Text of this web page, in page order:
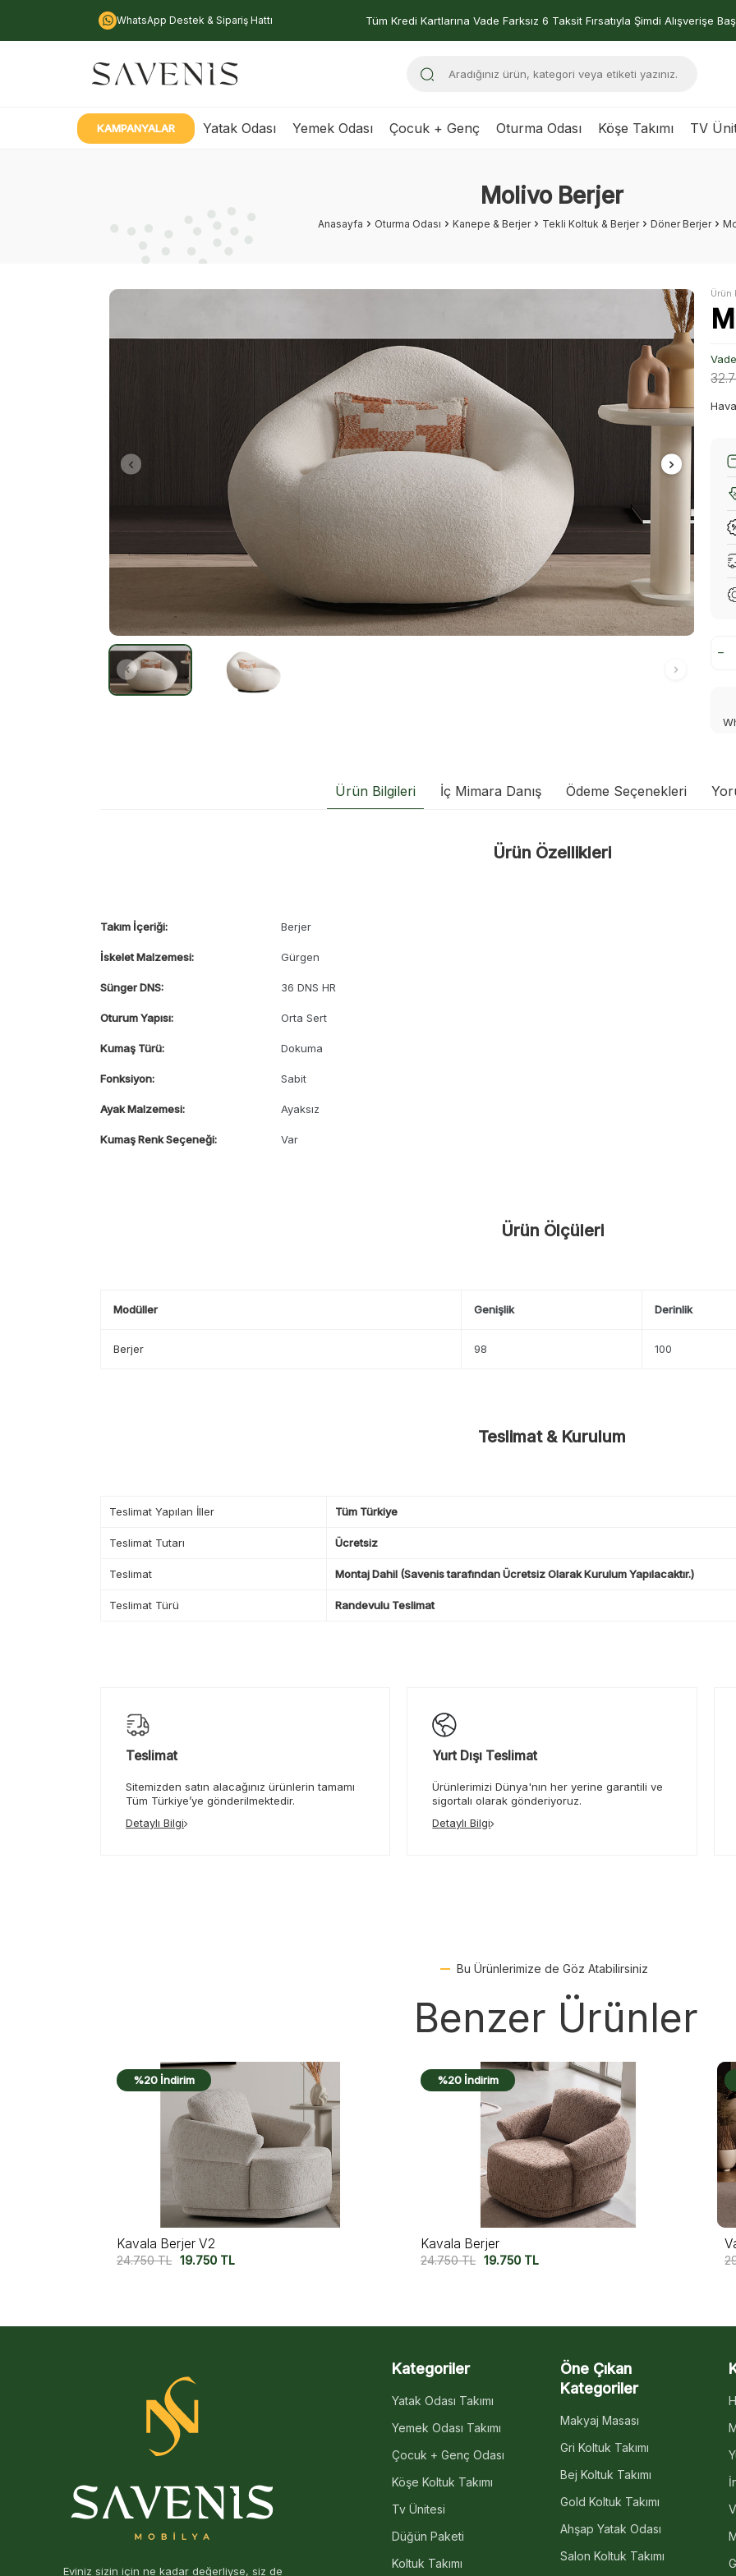
WhatsApp Destek & Sipariş Hattı Tüm Kredi Kartlarına Vade Farksız 6 Taksit Fırsatıyla Şimdi Alışverişe
KAMPANYALAR Yatak Odası Yemek Odası Çocuk + Genç Oturma Odası Köşe Takımı TV
Molivo Berjer
Anasayfa Oturma Odası Kanepe & Berjer Tekli Koltuk & Berjer Döner Berjer
Ürün
Ürün Bilgileri İç Mimara Danış Ödeme Seçenekleri
Ürün Özellikleri
Takım İçeriği: Berjer
İskelet Malzemesi: Gürgen
Sünger DNS: 36 DNS HR
Oturum Yapısı: Orta Sert
Kumaş Türü: Dokuma
Fonksiyon: Sabit
Ayak Malzemesi: Ayaksız
Kumaş Renk Seçeneği: Var
Ürün Ölçüleri
Modüller Genişlik Derinlik
Berjer 98 100
Teslimat & Kurulum
Teslimat Yapılan İller Tüm Türkiye
Teslimat Tutarı Ücretsiz
Teslimat Montaj Dahil (Savenis tarafından Ücretsiz Olarak Kurulum Yapılacaktır.)
Teslimat Türü Randevulu Teslimat
Teslimat
Sitemizden satın alacağınız ürünlerin tamamı
Tüm Türkiye’ye gönderilmektedir.
Detaylı Bilgi
Yurt Dışı Teslimat
Ürünlerimizi Dünya'nın her yerine garantili ve
sigortalı olarak gönderiyoruz.
Detaylı Bilgi
Bu Ürünlerimize de Göz Atabilirsiniz
Benzer Ürünler
%20 İndirim
Kavala Berjer
24.750TL 19.750 TL
%17 İndirim
Valeron Berjer
29.950TL 24.750 TL
Eviniz sizin için ne kadar değerliyse, siz de
Kategoriler
Yatak Odası Takımı
Yemek Odası Takımı
Çocuk + Genç Odası
Köşe Koltuk Takımı
Tv Ünitesi
Düğün Paketi
Koltuk Takımı
Öne Çıkan
Kategoriler
Makyaj Masası
Gri Koltuk Takımı
Bej Koltuk Takımı
Gold Koltuk Takımı
Ahşap Yatak Odası
Salon Koltuk Takımı